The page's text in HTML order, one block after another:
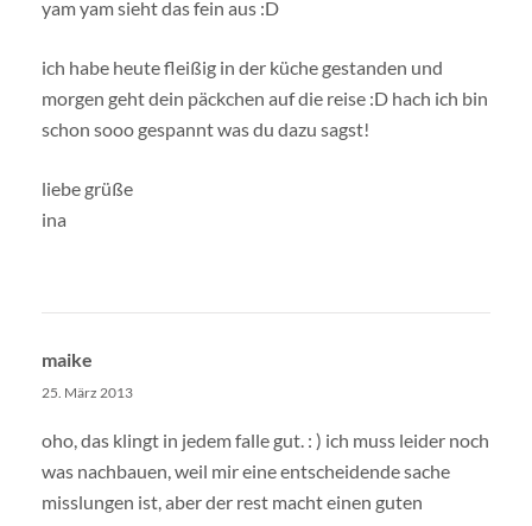
yam yam sieht das fein aus :D
ich habe heute fleißig in der küche gestanden und
morgen geht dein päckchen auf die reise :D hach ich bin
schon sooo gespannt was du dazu sagst!
liebe grüße
ina
maike
25. März 2013
oho, das klingt in jedem falle gut. : ) ich muss leider noch
was nachbauen, weil mir eine entscheidende sache
misslungen ist, aber der rest macht einen guten